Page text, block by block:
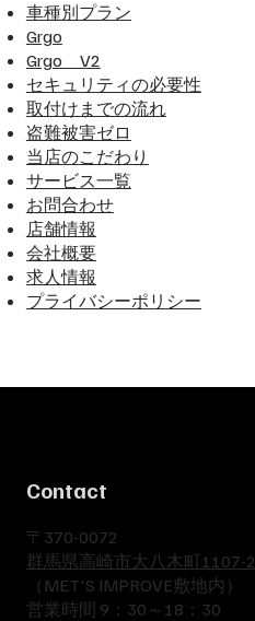
​車種別プラン
Grgo
​Grgo V2
セキュリティの必要性
取付けまでの流れ
盗難被害ゼロ
当店のこだわり
​サービス一覧
お問合わせ
​店舗情報
​会社概要
求人情報
​プライバシーポリシー
Contact
​〒370-0072
群馬県高崎市大八木町1107-2
​（MET'S IMPROVE敷地内）
​営業時間 9：30～18：30